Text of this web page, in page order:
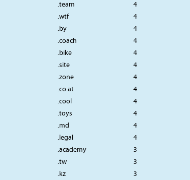
.team
4
.wtf
4
.by
4
.coach
4
.bike
4
.site
4
.zone
4
.co.at
4
.cool
4
.toys
4
.md
4
.legal
4
.academy
3
.tw
3
.kz
3